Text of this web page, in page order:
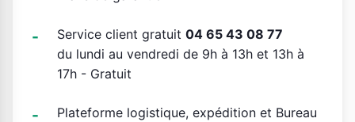
Service client gratuit 04 65 43 08 77
du lundi au vendredi de 9h à 13h et 13h à
17h - Gratuit
Plateforme logistique, expédition et Bureau